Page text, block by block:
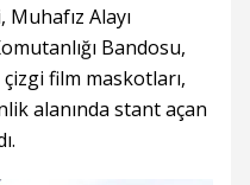
Alayı
Bandosu,
film maskotları,
alanında stant açan